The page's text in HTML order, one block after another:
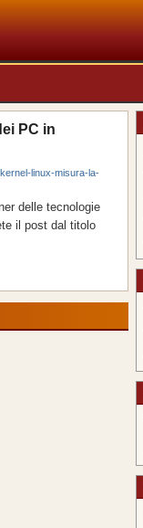
PC in
linux-misura-la-
delle tecnologie
il post dal titolo